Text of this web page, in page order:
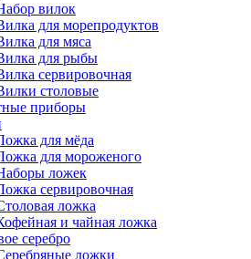
вилок
для морепродуктов
для мяса
для рыбы
сервировочная
столовые
приборы
для мёда
для мороженого
ложек
сервировочная
ложка
и чайная ложка
серебро
ложки